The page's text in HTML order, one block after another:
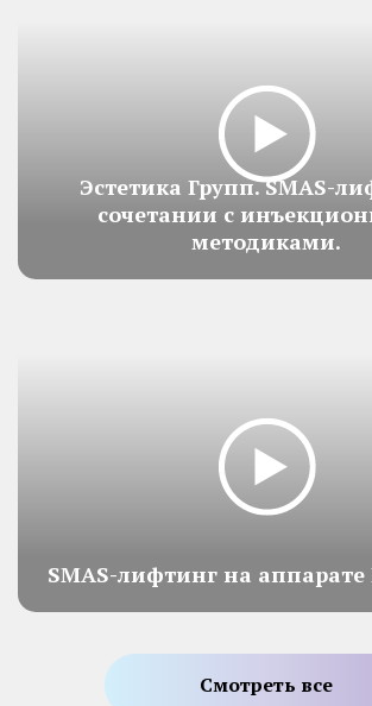
Эстетика Групп. SMAS-
сочетании с
методиками.
SMAS-лифтинг на аппарате
Смотреть все